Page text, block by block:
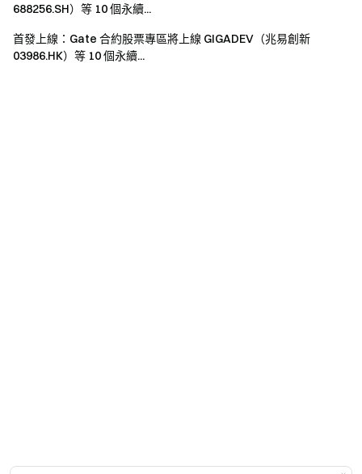
688256.SH）等 10 個永續...
首發上線：Gate 合約股票專區將上線 GIGADEV（兆易創新
03986.HK）等 10 個永續...